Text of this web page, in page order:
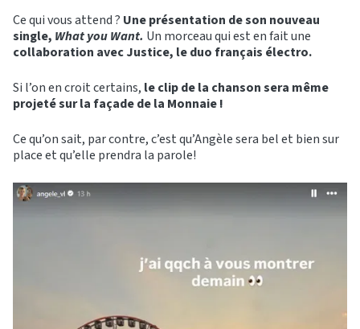
Ce qui vous attend ? Une présentation de son nouveau
single, What you Want. Un morceau qui est en fait une
collaboration avec Justice, le duo français électro.
Si l’on en croit certains, le clip de la chanson sera même
projeté sur la façade de la Monnaie !
Ce qu’on sait, par contre, c’est qu’Angèle sera bel et bien sur
place et qu’elle prendra la parole!